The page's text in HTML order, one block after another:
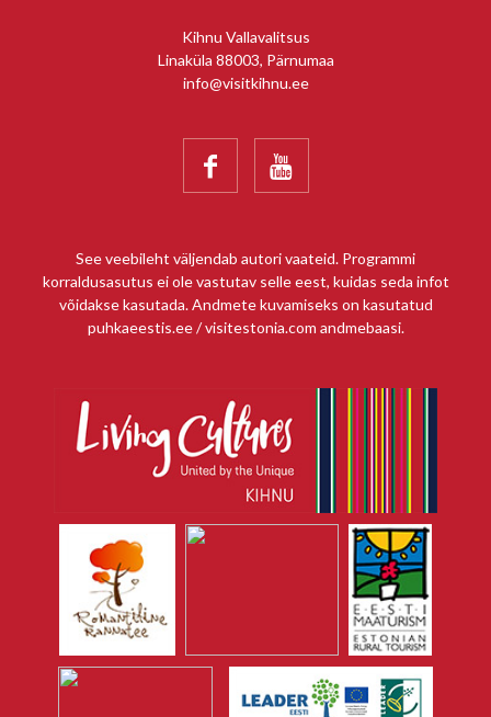
Kihnu Vallavalitsus
Linaküla 88003, Pärnumaa
info@visitkihnu.ee
 
See veebileht väljendab autori vaateid. Programmi
korraldusasutus ei ole vastutav selle eest, kuidas seda infot
võidakse kasutada. Andmete kuvamiseks on kasutatud
puhkaeestis.ee / visitestonia.com andmebaasi.